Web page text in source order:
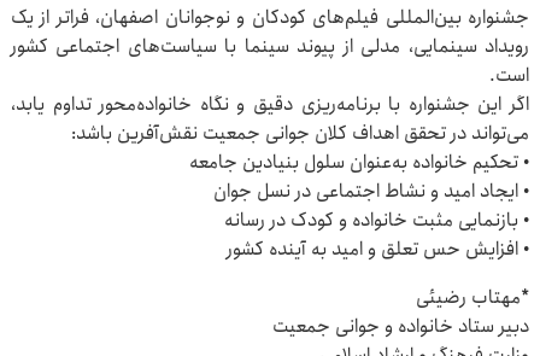
جشنواره بین‌المللی فیلم‌های کودکان و نوجوانان اصفهان، فراتر از یک
رویداد سینمایی، مدلی از پیوند سینما با سیاست‌های اجتماعی کشور
است.
اگر این جشنواره با برنامه‌ریزی دقیق و نگاه خانواده‌محور تداوم یابد،
می‌تواند در تحقق اهداف کلان جوانی جمعیت نقش‌آفرین باشد:
• تحکیم خانواده به‌عنوان سلول بنیادین جامعه
• ایجاد امید و نشاط اجتماعی در نسل جوان
• بازنمایی مثبت خانواده و کودک در رسانه
• افزایش حس تعلق و امید به آینده کشور
*مهتاب رضیئی
دبیر ستاد خانواده و جوانی جمعیت